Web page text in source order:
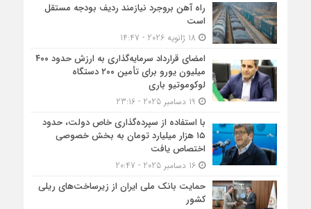
راه آهن بروجرد نیازمند ردیف بودجه مستقل
است
امضای قرارداد سرمایه‌گذاری به ارزش حدود ۴۰۰
میلیون یورو برای تأمین ۲۰۰ دستگاه
لوکوموتیو باری
با استفاده از سپرده‌گذاری خاص دولت، حدود
۱۵ هزار میلیارد تومان به بخش خصوصی
اختصاص یافت
16 دسامبر 2025 - 20:47
حمایت بانک ملی ایران از زیرساخت‌های ریلی
کشور